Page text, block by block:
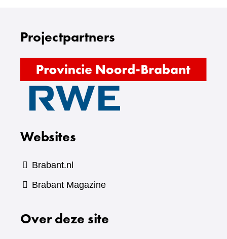
Projectpartners
naar
naar
Websites
Brabant.nl
Brabant Magazine(verwijst
Over deze site